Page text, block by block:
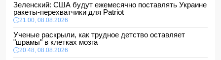
Зеленский: США будут ежемесячно поставлять Украине
ракеты-перехватчики для Patriot
21:00, 08.08.2026
Ученые раскрыли, как трудное детство оставляет
"шрамы" в клетках мозга
20:48, 08.08.2026